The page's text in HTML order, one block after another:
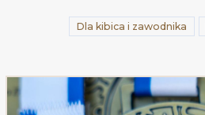
Dla kibica i zawodnika